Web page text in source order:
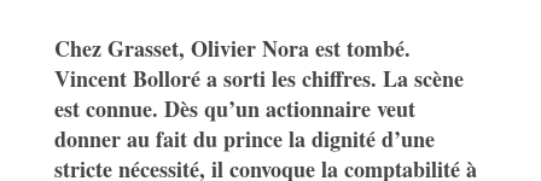
Chez Grasset, Olivier Nora est tombé.
Vincent Bolloré a sorti les chiffres. La scène
est connue. Dès qu’un actionnaire veut
donner au fait du prince la dignité d’une
stricte nécessité, il convoque la comptabilité à